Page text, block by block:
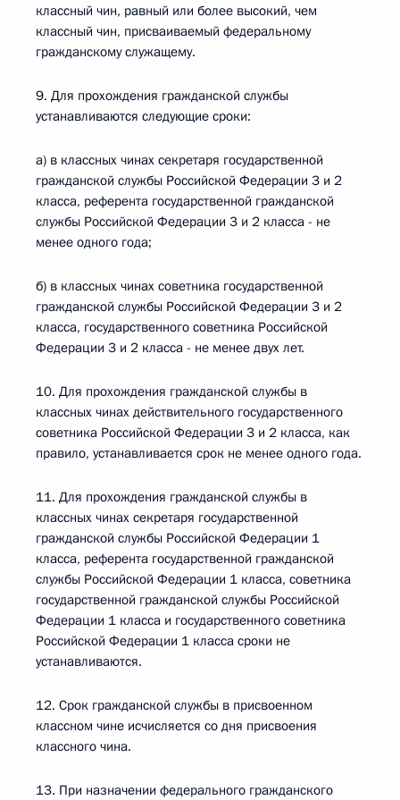
классный чин, равный или более высокий, чем
классный чин, присваиваемый федеральному
гражданскому служащему.
9. Для прохождения гражданской службы
устанавливаются следующие сроки:
а) в классных чинах секретаря государственной
гражданской службы Российской Федерации 3 и 2
класса, референта государственной гражданской
службы Российской Федерации 3 и 2 класса - не
менее одного года;
б) в классных чинах советника государственной
гражданской службы Российской Федерации 3 и 2
класса, государственного советника Российской
Федерации 3 и 2 класса - не менее двух лет.
10. Для прохождения гражданской службы в
классных чинах действительного государственного
советника Российской Федерации 3 и 2 класса, как
правило, устанавливается срок не менее одного года.
11. Для прохождения гражданской службы в
классных чинах секретаря государственной
гражданской службы Российской Федерации 1
класса, референта государственной гражданской
службы Российской Федерации 1 класса, советника
государственной гражданской службы Российской
Федерации 1 класса и государственного советника
Российской Федерации 1 класса сроки не
устанавливаются.
12. Срок гражданской службы в присвоенном
классном чине исчисляется со дня присвоения
классного чина.
13. При назначении федерального гражданского